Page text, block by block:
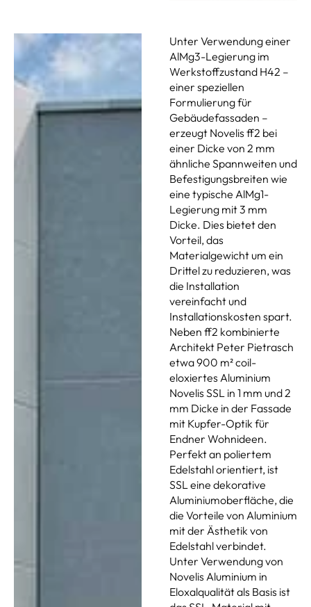
Unter Verwendung einer
AlMg3-Legierung im
Werkstoffzustand H42 –
einer speziellen
Formulierung für
Gebäudefassaden –
erzeugt Novelis ff2 bei
einer Dicke von 2 mm
ähnliche Spannweiten und
Befestigungsbreiten wie
eine typische AlMg1-
Legierung mit 3 mm
Dicke. Dies bietet den
Vorteil, das
Materialgewicht um ein
Drittel zu reduzieren, was
die Installation
vereinfacht und
Installationskosten spart.
Neben ff2 kombinierte
Architekt Peter Pietrasch
etwa 900 m² coil-
eloxiertes Aluminium
Novelis SSL in 1 mm und 2
mm Dicke in der Fassade
mit Kupfer-Optik für
Endner Wohnideen.
Perfekt an poliertem
Edelstahl orientiert, ist
SSL eine dekorative
Aluminiumoberfläche, die
die Vorteile von Aluminium
mit der Ästhetik von
Edelstahl verbindet.
Unter Verwendung von
Novelis Aluminium in
Eloxalqualität als Basis ist